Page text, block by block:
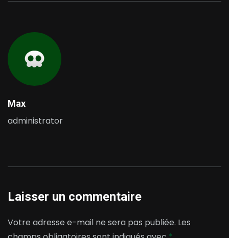
Max
administrator
Laisser un commentaire
Votre adresse e-mail ne sera pas publiée. Les